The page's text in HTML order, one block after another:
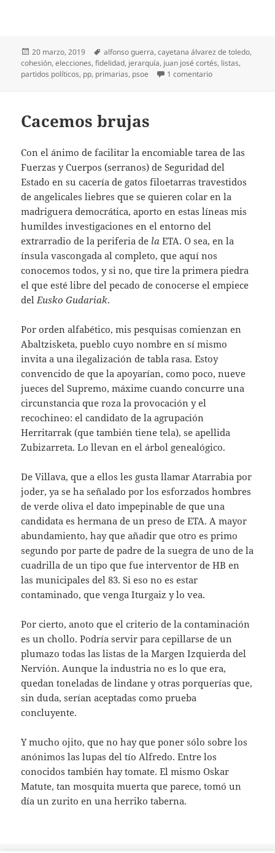
Publicado
el
20 marzo, 2019 Etiquetas
alfonso guerra,cayetana álvarez de toledo,
cohesión,elecciones,fidelidad, jerarquía, juan josé cortés, listas,
partidos políticos, pp, primarias, psoe 1 comentarioen Listísimas
Cacemos brujas
Con el ánimo de facilitar la encomiable tarea de las
Fuerzas y Cuerpos (serranos) de Seguridad del
Estado en su cacería de gatos filoetarras travestidos
de angelicales liebres que se quieren colar en la
madriguera democrática, aporto en estas líneas mis
humildes investigaciones en el entorno del
extrarradio de la periferia de laETA. O sea, en la
ínsula vascongada al completo, que aquí nos
conocemos todos, y si no, que tire la primera piedra
el que esté libre del pecado de conocerse el empiece
del Eusko Gudariak.
Por orden alfabético, mis pesquisas comienzan en
Abaltzisketa, pueblo cuyo nombre en sí mismo
invita a una ilegalización de tabla rasa. Estoy
convencido de que la apoyarían, como poco, nueve
jueces del Supremo, máxime cuando concurre una
circunstancia que roza la provocación y el
recochineo: el candidato de la agrupación
Herritarrak (que también tiene tela), se apellida
Zubizarreta. Lo llevan en el árbol genealógico.
De Villava, que a ellos les gusta llamar Atarrabia por
joder, ya se ha señalado por los esforzados hombres
de verde oliva el dato impepinable de que una
candidata es hermana de un preso de ETA. A mayor
abundamiento, hay que añadir que otro es primo
segundo por parte de padre de la suegra de uno de la
cuadrilla de un tipo que fue interventor de HB en
las municipales del 83. Si eso no es estar
contaminado, que venga Iturgaiz y lo vea.
Por cierto, anoto que el criterio de la contaminación
es un chollo. Podría servir para cepillarse de un
plumazo todas las listas de la Margen Izquierda del
Nervión. Aunque la industria no es lo que era,
quedan toneladas de lindane y otras porquerías que,
sin duda, serían aceptadas como prueba
concluyente.
Y mucho ojito, que no hay que poner sólo sobre los
anónimos las lupas del tío Alfredo. Entre los
conocidos también hay tomate. El mismo Oskar
Matute, tan mosquita muerta que parece, tomó un
día un zurito en una herriko taberna.